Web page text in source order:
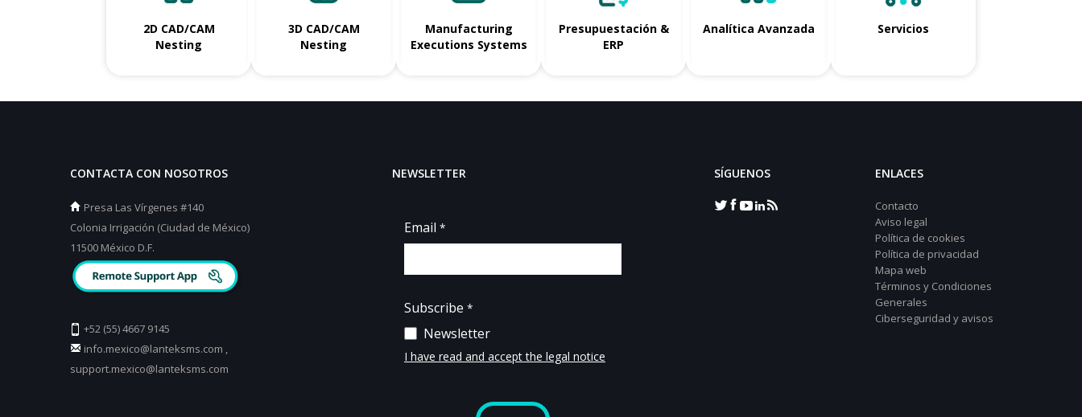
2D CAD/CAM
Nesting
3D CAD/CAM
Nesting
Manufacturing
Executions Systems
Presupuestación &
ERP
Analítica Avanzada Servicios
CONTACTA CON NOSOTROS
Presa Las Vírgenes #140
Colonia Irrigación (Ciudad de México)
11500 México D.F.
+52 (55) 4667 9145
info.mexico@lanteksms.com ,
support.mexico@lanteksms.com
NEWSLETTER SÍGUENOS ENLACES
Contacto
Aviso legal
Política de cookies
Política de privacidad
Mapa web
Términos y Condiciones
Generales
Ciberseguridad y avisos